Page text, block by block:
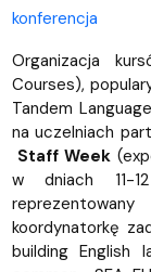
konferencja
Organizacja
Courses),
Tandem
na uczelniach
Staff Week
w dniach 11-
koordynatorkę
building English